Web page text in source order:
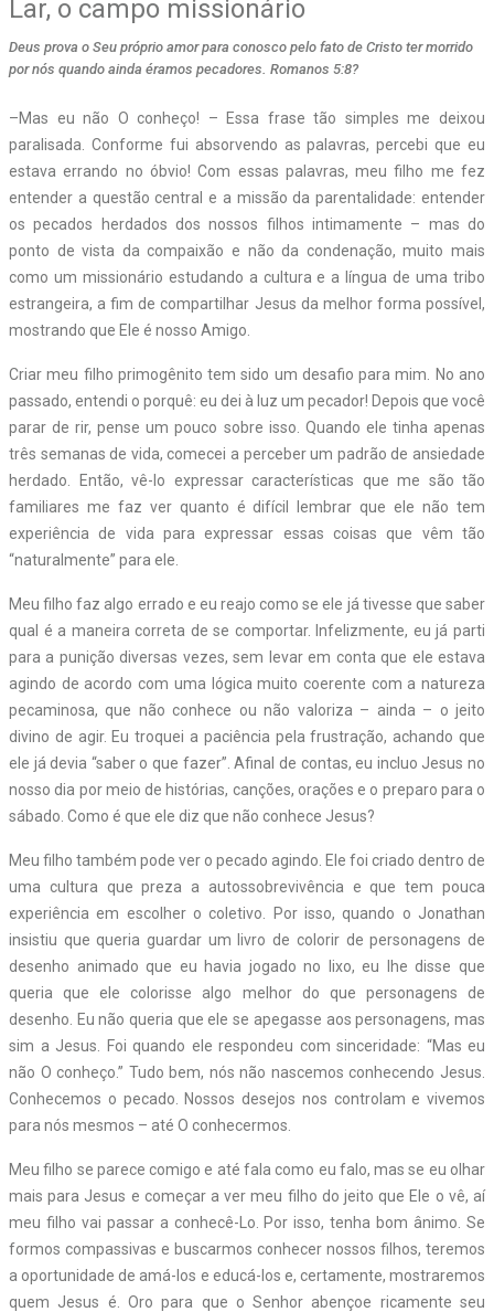
Lar, o campo missionário
Deus prova o Seu próprio amor para conosco pelo fato de Cristo ter morrido
por nós quando ainda éramos pecadores. Romanos 5:8?
–Mas eu não O conheço! – Essa frase tão simples me deixou
paralisada. Conforme fui absorvendo as palavras, percebi que eu
estava errando no óbvio! Com essas palavras, meu filho me fez
entender a questão central e a missão da parentalidade: entender
os pecados herdados dos nossos filhos intimamente – mas do
ponto de vista da compaixão e não da condenação, muito mais
como um missionário estudando a cultura e a língua de uma tribo
estrangeira, a fim de compartilhar Jesus da melhor forma possível,
mostrando que Ele é nosso Amigo.
Criar meu filho primogênito tem sido um desafio para mim. No ano
passado, entendi o porquê: eu dei à luz um pecador! Depois que você
parar de rir, pense um pouco sobre isso. Quando ele tinha apenas
três semanas de vida, comecei a perceber um padrão de ansiedade
herdado. Então, vê-lo expressar características que me são tão
familiares me faz ver quanto é difícil lembrar que ele não tem
experiência de vida para expressar essas coisas que vêm tão
“naturalmente” para ele.
Meu filho faz algo errado e eu reajo como se ele já tivesse que saber
qual é a maneira correta de se comportar. Infelizmente, eu já parti
para a punição diversas vezes, sem levar em conta que ele estava
agindo de acordo com uma lógica muito coerente com a natureza
pecaminosa, que não conhece ou não valoriza – ainda – o jeito
divino de agir. Eu troquei a paciência pela frustração, achando que
ele já devia “saber o que fazer”. Afinal de contas, eu incluo Jesus no
nosso dia por meio de histórias, canções, orações e o preparo para o
sábado. Como é que ele diz que não conhece Jesus?
Meu filho também pode ver o pecado agindo. Ele foi criado dentro de
uma cultura que preza a autossobrevivência e que tem pouca
experiência em escolher o coletivo. Por isso, quando o Jonathan
insistiu que queria guardar um livro de colorir de personagens de
desenho animado que eu havia jogado no lixo, eu lhe disse que
queria que ele colorisse algo melhor do que personagens de
desenho. Eu não queria que ele se apegasse aos personagens, mas
sim a Jesus. Foi quando ele respondeu com sinceridade: “Mas eu
não O conheço.” Tudo bem, nós não nascemos conhecendo Jesus.
Conhecemos o pecado. Nossos desejos nos controlam e vivemos
para nós mesmos – até O conhecermos.
Meu filho se parece comigo e até fala como eu falo, mas se eu olhar
mais para Jesus e começar a ver meu filho do jeito que Ele o vê, aí
meu filho vai passar a conhecê-Lo. Por isso, tenha bom ânimo. Se
formos compassivas e buscarmos conhecer nossos filhos, teremos
a oportunidade de amá-los e educá-los e, certamente, mostraremos
quem Jesus é. Oro para que o Senhor abençoe ricamente seu